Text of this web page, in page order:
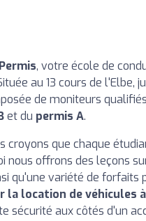
, votre école de
au 13 cours de l'Elbe,
de moniteurs
et du permis A.
croyons que chaque
nous offrons des leçons
qu'une variété de forfaits
la location de véhicules
sécurité aux côtés d'un